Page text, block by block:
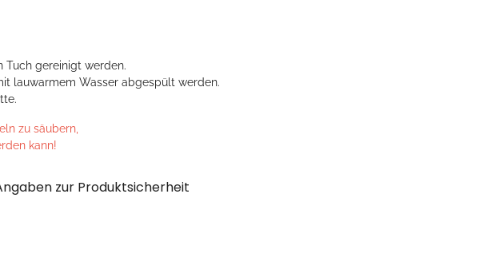
Tuch gereinigt werden.
lauwarmem Wasser abgespült werden.
zu säubern,
kann!
zur Produktsicherheit